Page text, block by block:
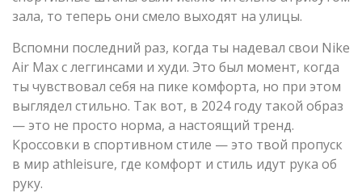
зала, то теперь они смело выходят на улицы.
Вспомни последний раз, когда ты надевал свои Nike
Air Max с леггинсами и худи. Это был момент, когда
ты чувствовал себя на пике комфорта, но при этом
выглядел стильно. Так вот, в 2024 году такой образ
— это не просто норма, а настоящий тренд.
Кроссовки в спортивном стиле — это твой пропуск
в мир athleisure, где комфорт и стиль идут рука об
руку.